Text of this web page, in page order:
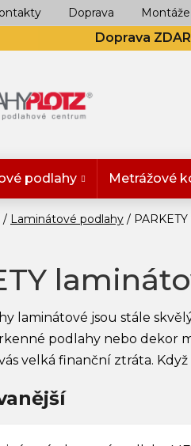
Doprava
Doprava Montáže
podlahy Metrážové
Laminátové podlahy
laminátové jsou stále
podlahy nebo dekor
velká finanční ztráta.